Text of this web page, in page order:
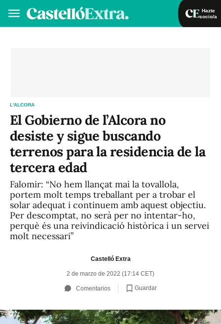
Hazte
socio/a
L'ALCORA
El Gobierno de l’Alcora no
desiste y sigue buscando
terrenos para la residencia de la
tercera edad
Falomir: “No hem llançat mai la tovallola,
portem molt temps treballant per a trobar el
solar adequat i continuem amb aquest objectiu.
Per descomptat, no serà per no intentar-ho,
perquè és una reivindicació històrica i un servei
molt necessari”
Castelló Extra
2 de marzo de 2022 (17:14 CET)
Comentarios Guardar